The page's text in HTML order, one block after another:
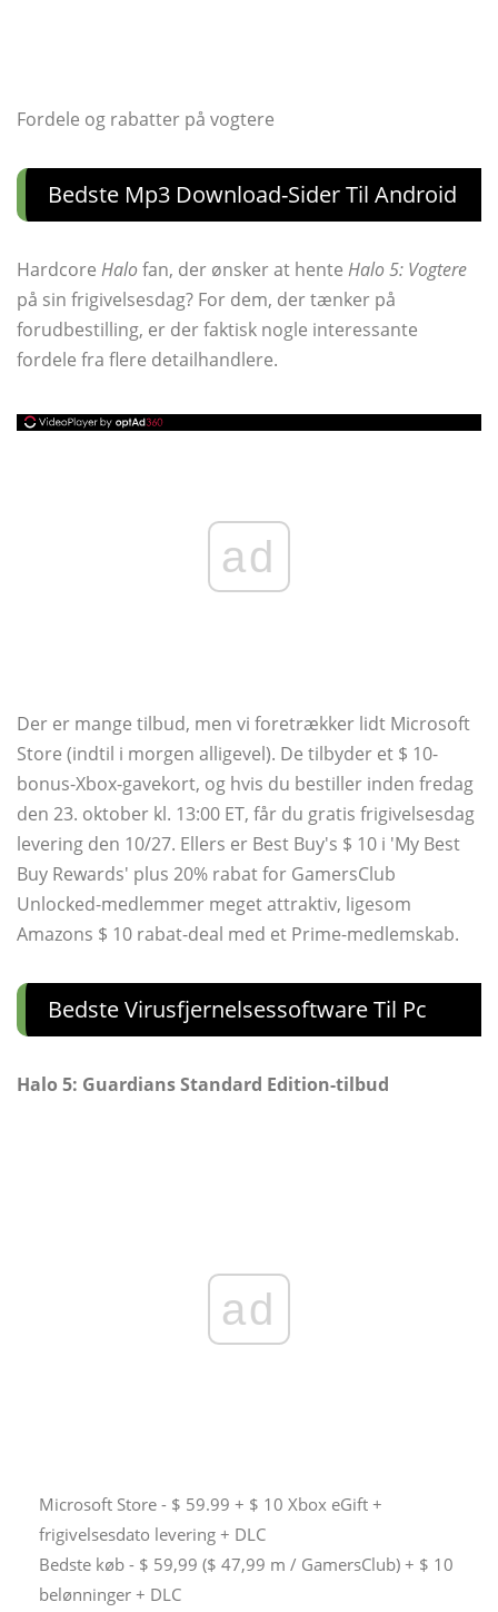
Fordele og rabatter på vogtere
Bedste Mp3 Download-Sider Til Android
Hardcore Halofan, der ønsker at hente Halo 5: Vogtere
på sin frigivelsesdag? For dem, der tænker på
forudbestilling, er der faktisk nogle interessante
fordele fra flere detailhandlere.
ad
Der er mange tilbud, men vi foretrækker lidt Microsoft
Store (indtil i morgen alligevel). De tilbyder et $ 10-
bonus-Xbox-gavekort, og hvis du bestiller inden fredag ​​
den 23. oktober kl. 13:00 ET, får du gratis frigivelsesdag
levering den 10/27. Ellers er Best Buy's $ 10 i 'My Best
Buy Rewards' plus 20% rabat for GamersClub
Unlocked-medlemmer meget attraktiv, ligesom
Amazons $ 10 rabat-deal med et Prime-medlemskab.
Bedste Virusfjernelsessoftware Til Pc
Halo 5: Guardians Standard Edition-tilbud
ad
Microsoft Store - $ 59.99 + $ 10 Xbox eGift +
frigivelsesdato levering + DLC
Bedste køb - $ 59,99 ($ ​​47,99 m / GamersClub) + $ 10
belønninger + DLC